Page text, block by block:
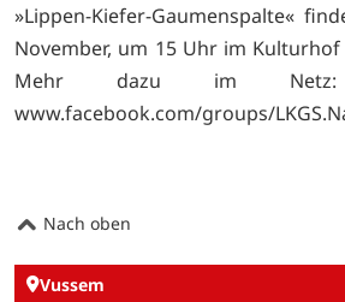
»Lippen-Kiefer-Gaumenspalte«
November, um 15 Uhr im
Mehr dazu im
www.facebook.com/groups/
Nach oben
Vussem